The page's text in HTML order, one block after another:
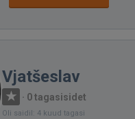
Vjatšeslav
· 0 tagasisidet
Oli saidil: 4 kuud tagasi